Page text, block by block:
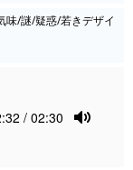
味/謎/疑惑/若きデザイ
/ 02:30